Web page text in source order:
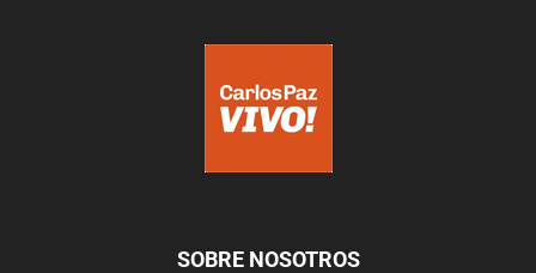
SOBRE NOSOTROS